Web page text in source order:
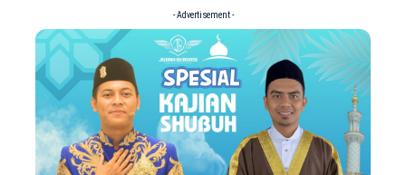
- Advertisement -